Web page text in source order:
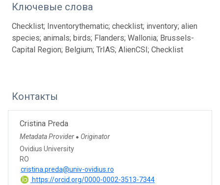
Ключевые слова
Checklist; Inventorythematic; checklist; inventory; alien
species; animals; birds; Flanders; Wallonia; Brussels-
Capital Region; Belgium; TrIAS; AlienCSI; Checklist
Контакты
Cristina Preda
Metadata Provider ● Originator
Ovidius University
RO
cristina.preda@univ-ovidius.ro
https://orcid.org/0000-0002-3513-7344